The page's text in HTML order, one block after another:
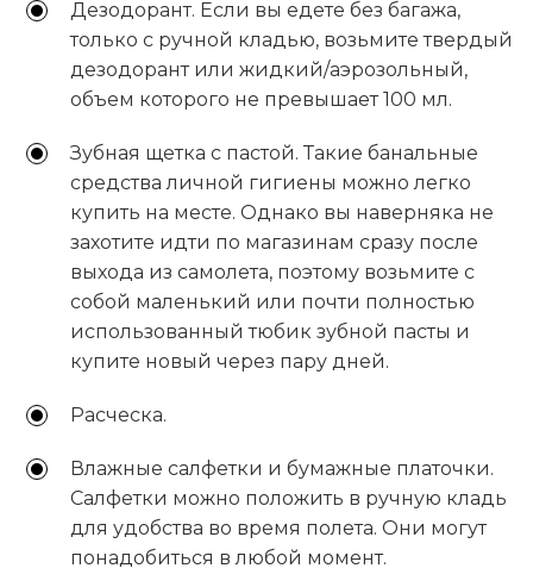
Дезодорант. Если вы едете без багажа,
только с ручной кладью, возьмите твердый
дезодорант или жидкий/аэрозольный,
объем которого не превышает 100 мл.
Зубная щетка с пастой. Такие банальные
средства личной гигиены можно легко
купить на месте. Однако вы наверняка не
захотите идти по магазинам сразу после
выхода из самолета, поэтому возьмите с
собой маленький или почти полностью
использованный тюбик зубной пасты и
купите новый через пару дней.
Расческа.
Влажные салфетки и бумажные платочки.
Салфетки можно положить в ручную кладь
для удобства во время полета. Они могут
понадобиться в любой момент.